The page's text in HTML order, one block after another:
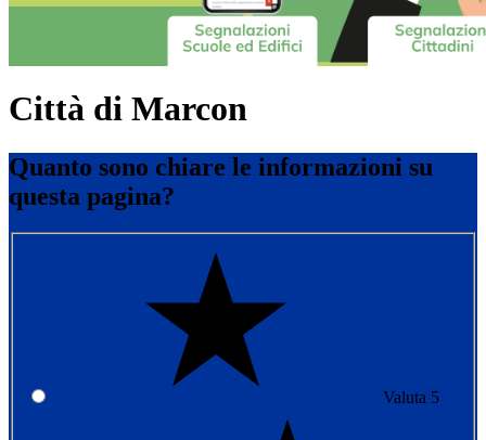
Città di Marcon
Quanto sono chiare le informazioni su
questa pagina?
Valuta 5